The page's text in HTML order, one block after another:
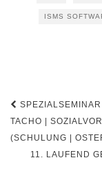
ISMS
TACHO |
(SCHULUNG |
11. LAUFEND